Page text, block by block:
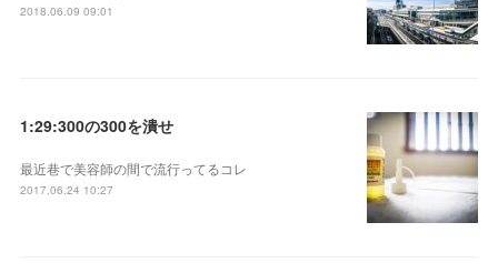
2018.06.09 09:01
1:29:300の300を潰せ
最近巷で美容師の間で流行ってるコレ
2017.06.24 10:27